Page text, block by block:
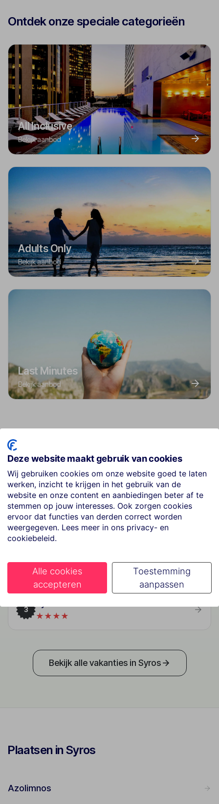
Ontdek onze speciale categorieën
All Inclusive
Bekijk aanbod
Adults Only
Bekijk aanbod
Last Minutes
Bekijk aanbod
Best geboekte vakanties in Syros
1 Sunrise Beach Suites
2
★★★★
3
★★★★
Bekijk alle vakanties in Syros
Plaatsen in Syros
Azolimnos
Deze website maakt gebruik van cookies
Wij gebruiken cookies om onze website goed te laten
werken, inzicht te krijgen in het gebruik van de
website en onze content en aanbiedingen beter af te
stemmen op jouw interesses. Ook zorgen cookies
ervoor dat functies van derden correct worden
weergegeven. Lees meer in ons privacy- en
cookiebeleid.
Alle cookies
accepteren
Toestemming
aanpassen